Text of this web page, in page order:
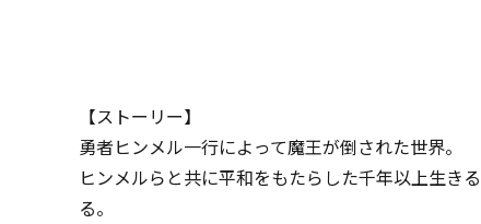
【ストーリー】
勇者ヒンメル一行によって魔王が倒された世界。
ヒンメルらと共に平和をもたらした千年以上生き
る。